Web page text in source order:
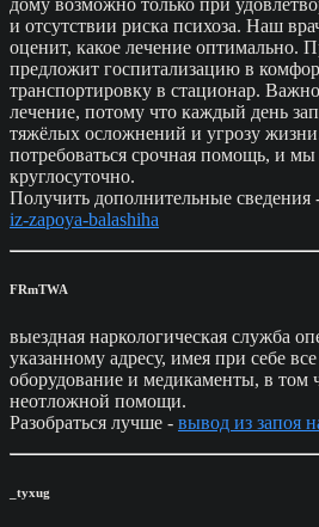
дому возможно только при
и отсутствии риска психоза. Наш
оценит, какое лечение оптимально.
предложит госпитализацию в
транспортировку в стационар.
лечение, потому что каждый день
тяжёлых осложнений и угрозу
потребоваться срочная помощь, и мы
круглосуточно.
Получить дополнительные сведения
iz-zapoya-balashiha
FRmTWA
выездная наркологическая служба
указанному адресу, имея при себе
оборудование и медикаменты, в том
неотложной помощи.
Разобраться лучше - вывод из запоя
_tyxug